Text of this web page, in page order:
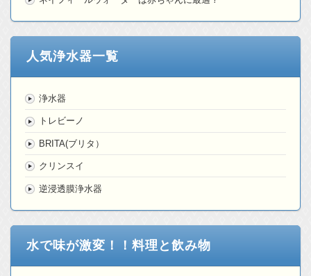
人気浄水器一覧
浄水器
トレビーノ
BRITA(ブリタ）
クリンスイ
逆浸透膜浄水器
水で味が激変！！料理と飲み物